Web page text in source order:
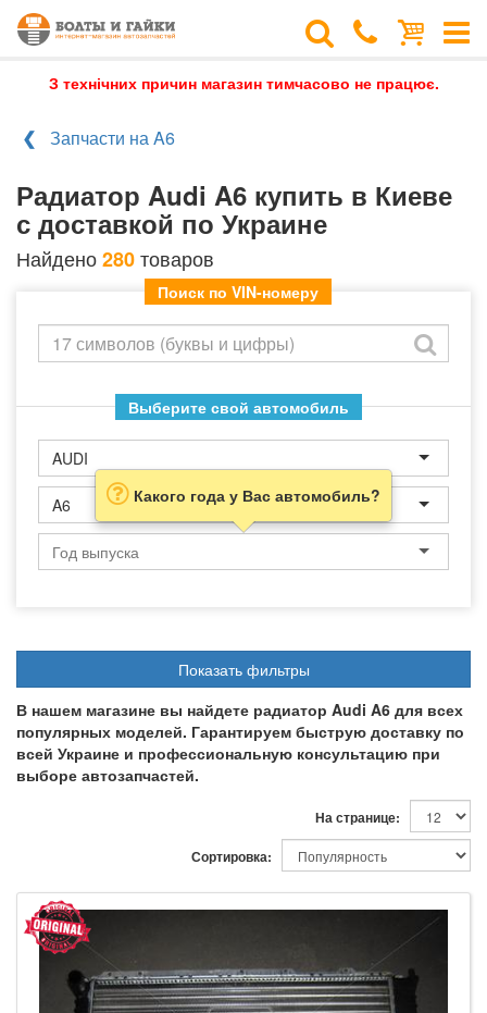
З технічних причин магазин тимчасово не працює.
Запчасти на A6
Радиатор Audi A6 купить в Киеве
с доставкой по Украине
Найдено280товаров
Поиск по VIN-номеру
Выберите свой автомобиль
AUDI
A6 Какого года у Вас автомобиль?
Показать фильтры
В нашем магазине вы найдете радиатор Audi A6 для всех
популярных моделей. Гарантируем быструю доставку по
всей Украине и профессиональную консультацию при
выборе автозапчастей.
На странице:
Сортировка: